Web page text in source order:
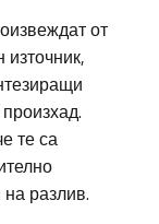
от
те са
разлив.